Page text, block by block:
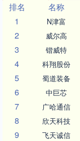
排名
名称
1
N津富
2 威尔高
3 锴威特
4 科翔股份
5 蜀道装备
6 中巨芯
7 广哈通信
8 欣天科技
9 飞天诚信